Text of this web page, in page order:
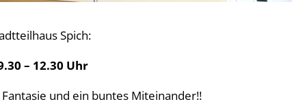
Spich:
– 12.30 Uhr
und ein buntes Miteinander!!